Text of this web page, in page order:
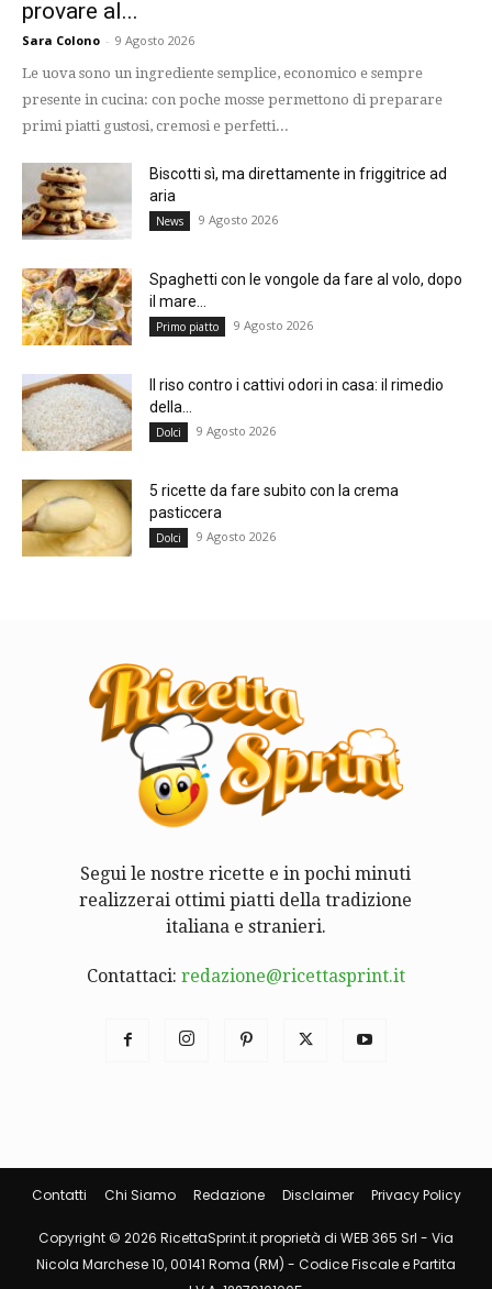
provare al...
Sara Colono - 9 Agosto 2026
Le uova sono un ingrediente semplice, economico e sempre
presente in cucina: con poche mosse permettono di preparare
primi piatti gustosi, cremosi e perfetti...
Biscotti sì, ma direttamente in friggitrice ad
aria
News 9 Agosto 2026
Spaghetti con le vongole da fare al volo, dopo
il mare...
Primo piatto 9 Agosto 2026
Il riso contro i cattivi odori in casa: il rimedio
della...
Dolci 9 Agosto 2026
5 ricette da fare subito con la crema
pasticcera
Dolci 9 Agosto 2026
Segui le nostre ricette e in pochi minuti
realizzerai ottimi piatti della tradizione
italiana e stranieri.
Contattaci: redazione@ricettasprint.it
Contatti Chi Siamo Redazione Disclaimer Privacy Policy
Copyright © 2026 RicettaSprint.it proprietà di WEB 365 Srl - Via
Nicola Marchese 10, 00141 Roma (RM) - Codice Fiscale e Partita